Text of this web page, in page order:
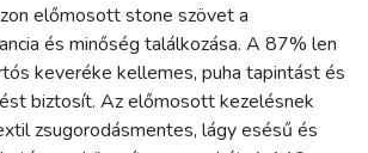
előmosott stone szövet a
és minőség találkozása. A 87% len
keveréke kellemes, puha tapintást és
biztosít. Az előmosott kezelésnek
zsugorodásmentes, lágy esésű és